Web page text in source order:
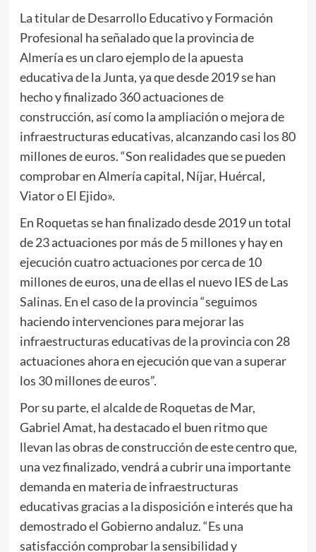
La titular de Desarrollo Educativo y Formación
Profesional ha señalado que la provincia de
Almería es un claro ejemplo de la apuesta
educativa de la Junta, ya que desde 2019 se han
hecho y finalizado 360 actuaciones de
construcción, así como la ampliación o mejora de
infraestructuras educativas, alcanzando casi los 80
millones de euros. “Son realidades que se pueden
comprobar en Almería capital, Níjar, Huércal,
Viator o El Ejido».
En Roquetas se han finalizado desde 2019 un total
de 23 actuaciones por más de 5 millones y hay en
ejecución cuatro actuaciones por cerca de 10
millones de euros, una de ellas el nuevo IES de Las
Salinas. En el caso de la provincia “seguimos
haciendo intervenciones para mejorar las
infraestructuras educativas de la provincia con 28
actuaciones ahora en ejecución que van a superar
los 30 millones de euros”.
Por su parte, el alcalde de Roquetas de Mar,
Gabriel Amat, ha destacado el buen ritmo que
llevan las obras de construcción de este centro que,
una vez finalizado, vendrá a cubrir una importante
demanda en materia de infraestructuras
educativas gracias a la disposición e interés que ha
demostrado el Gobierno andaluz. “Es una
satisfacción comprobar la sensibilidad y